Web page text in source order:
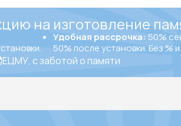
на изготовление
Удобная рассрочка: 50%
50% после установки. Без %
ЕЦМУ, с заботой о памяти